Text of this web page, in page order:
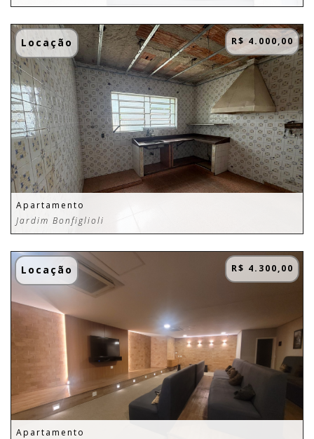
Locação R$ 4.000,00
Apartamento
Jardim Bonfiglioli
Locação R$ 4.300,00
Apartamento